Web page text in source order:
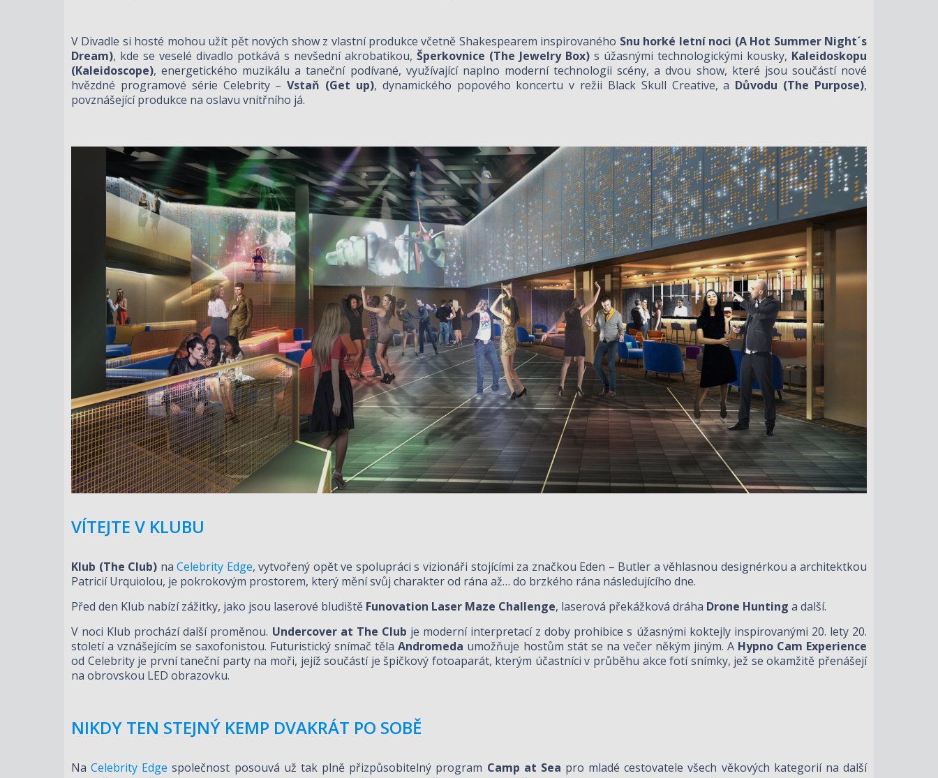
V Divadle si hosté mohou užít pět nových show z vlastní produkce včetně Shakespearem inspirovaného Snu horké letní noci (A Hot Summer Night´s
Dream), kde se veselé divadlo potkává s nevšední akrobatikou, Šperkovnice (The Jewelry Box) s úžasnými technologickými kousky, Kaleidoskopu
(Kaleidoscope), energetického muzikálu a taneční podívané, využívající naplno moderní technologii scény, a dvou show, které jsou součástí nové
hvězdné programové série Celebrity –Vstaň (Get up), dynamického popového koncertu v režii Black Skull Creative, a Důvodu (The Purpose),
povznášející produkce na oslavu vnitřního já.
VÍTEJTE V KLUBU
Klub (The Club) naCelebrity Edge, vytvořený opět ve spolupráci s vizionáři stojícími za značkou Eden – Butler a věhlasnou designérkou a architektkou
Patricií Urquiolou, je pokrokovým prostorem, který mění svůj charakter od rána až… do brzkého rána následujícího dne.
Před den Klub nabízí zážitky, jako jsou laserové bludiště Funovation Laser Maze Challenge, laserová překážková dráha Drone Hunting a další.
V noci Klub prochází další proměnou. Undercover at The Club je moderní interpretací z doby prohibice s úžasnými koktejly inspirovanými 20. lety 20.
století a vznášejícím se saxofonistou. Futuristický snímač tělaAndromeda umožňuje hostům stát se na večer někým jiným. A Hypno Cam Experience
od Celebrity je první taneční party na moři, jejíž součástí je špičkový fotoaparát, kterým účastníci v průběhu akce fotí snímky, jež se okamžitě přenášejí
na obrovskou LED obrazovku.
NIKDY TEN STEJNÝ KEMP DVAKRÁT PO SOBĚ
NaCelebrity Edge společnost posouvá už tak plně přizpůsobitelný program Camp at Sea pro mladé cestovatele všech věkových kategorií na další